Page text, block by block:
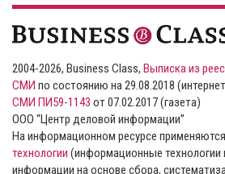
2004-2026, Business Class, Выписка из
СМИ по состоянию на 29.08.2018
СМИ ПИ59-1143 от 07.02.2017 (газета)
ООО “Центр деловой информации”
На информационном ресурсе применяются
технологии (информационные технологии
информации на основе сбора,